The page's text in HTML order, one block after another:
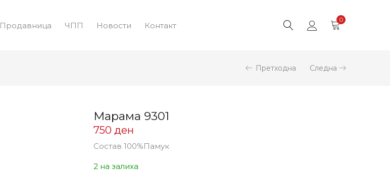
Продавница ЧПП Новости Контакт
0
Претходна Следна
Марама 9301
750 ден
Состав 100%Памук
2 на залиха